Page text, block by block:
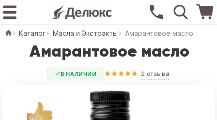
Каталог Масла и Экстракты Амарантовое масло
Амарантовое масло
В НАЛИЧИИ 2 отзыва